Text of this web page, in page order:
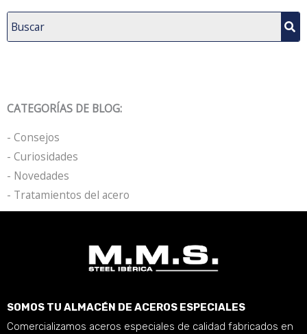
CATEGORÍAS DE BLOG:
- Consejos
- Curiosidades
- Novedades
- Tratamientos del acero
SOMOS TU ALMACÉN DE ACEROS ESPECIALES
Comercializamos aceros especiales de calidad fabricados en